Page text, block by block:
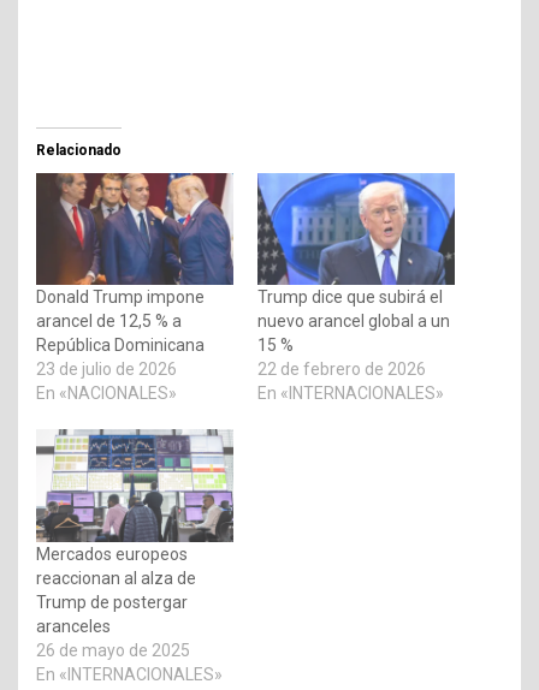
Relacionado
Donald Trump impone
arancel de 12,5 % a
República Dominicana
23 de julio de 2026
En «NACIONALES»
Trump dice que subirá el
nuevo arancel global a un
15 %
22 de febrero de 2026
En «INTERNACIONALES»
Mercados europeos
reaccionan al alza de
Trump de postergar
aranceles
26 de mayo de 2025
En «INTERNACIONALES»